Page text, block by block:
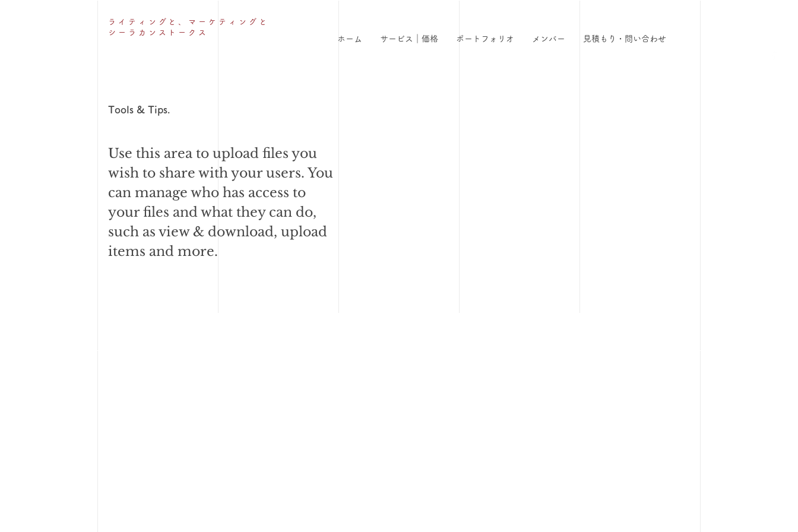
ライティングと、
マーケティングと
シーラカンストークス
ホーム サービス｜価格 ポートフォリオ メンバー 見積もり・問い合わせ
Tools & Tips.
Use this area to upload files you
wish to share with your users. You
can manage who has access to
your files and what they can do,
such as view & download, upload
items and more.